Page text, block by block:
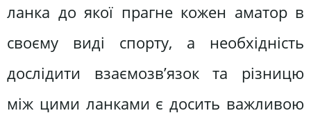
ланка до якої прагне кожен аматор в
своєму виді спорту, а необхідність
дослідити взаємозв’язок та різницю
між цими ланками є досить важливою